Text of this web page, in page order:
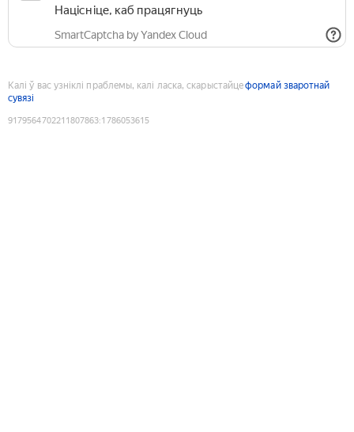
Націсніце, каб працягнуць
SmartCaptcha by Yandex Cloud
Калі ў вас узніклі праблемы, калі ласка, скарыстайцеформай зваротнай
сувязі
9179564702211807863:1786053615